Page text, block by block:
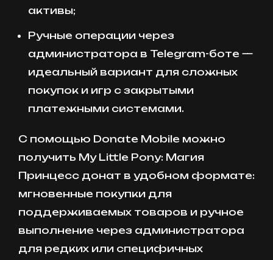
активы;
Ручные операции через
администратора в Telegram-боте —
идеальный вариант для сложных
покупок и игр с закрытыми
платежными системами.
С помощью Donate Mobile можно
получить My Little Pony: Магия
Принцесс донат в удобном формате:
мгновенные покупки для
поддерживаемых товаров и ручное
выполнение через администратора
для редких или специфичных